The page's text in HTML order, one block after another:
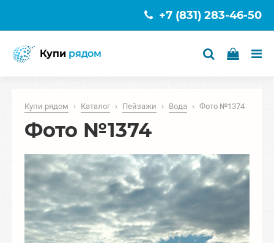
+7 (831) 283-46-50
Купи рядом
Купи рядом › Каталог › Пейзажи › Вода › Фото №1374
Фото №1374